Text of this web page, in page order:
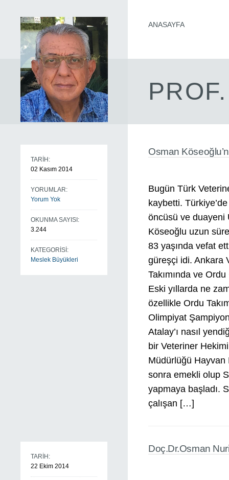
ANASAYFA
TARİH:
02 Kasım 2014
YORUMLAR:
Yorum Yok
OKUNMA SAYISI:
3.244
KATEGORİSİ:
Meslek Büyükleri
Osman
Bugün Türk
kaybetti.
öncüsü ve duayeni
Köseoğlu uzun
83 yaşında vefat
güreşçi idi. Ankara
Takımında ve
Eski yıllarda ne
özellikle Ordu
Olimpiyat
Atalay’ı nasıl
bir Veteriner
Müdürlüğü Hayvan
sonra emekli olup
yapmaya başladı.
çalışan […]
TARİH:
22 Ekim 2014
Doç.Dr.Osman